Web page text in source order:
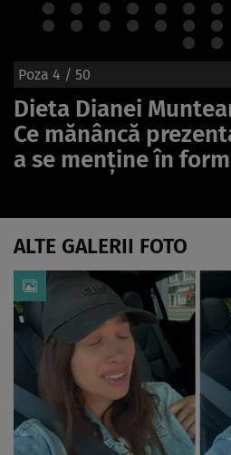
Poza 4 / 50
Dieta Dianei
Ce mănâncă
a se menține în
ALTE GALERII FOTO